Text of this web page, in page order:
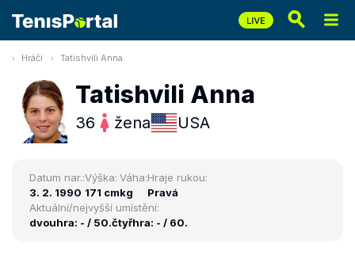
Hráči Tatishvili Anna
Tatishvili Anna
36 žena USA
Datum nar.:
3. 2. 1990
Výška:
171 cm
Váha:
kg
Hraje rukou:
Pravá
Aktuální/nejvyšší umístění:
dvouhra: - / 50.čtyřhra: - / 60.